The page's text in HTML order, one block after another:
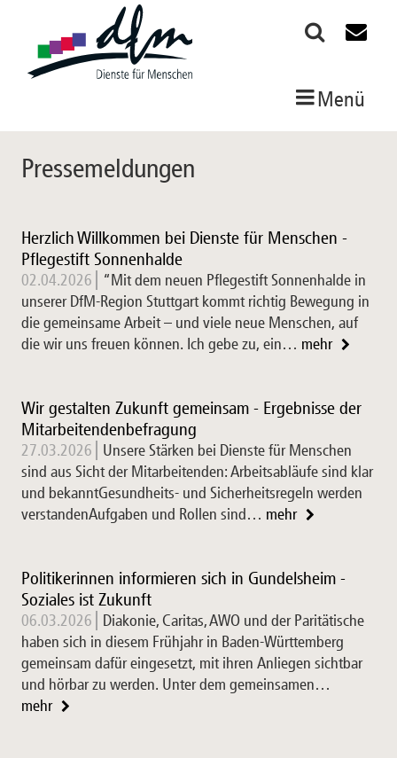
Menü
Pressemeldungen
Herzlich Willkommen bei Dienste für Menschen -
Pflegestift Sonnenhalde
02.04.2026
“Mit dem neuen Pflegestift Sonnenhalde in
unserer DfM-Region Stuttgart kommt richtig Bewegung in
die gemeinsame Arbeit – und viele neue Menschen, auf
die wir uns freuen können. Ich gebe zu, ein… mehr
Wir gestalten Zukunft gemeinsam - Ergebnisse der
Mitarbeitendenbefragung
27.03.2026
Unsere Stärken bei Dienste für Menschen
sind aus Sicht der Mitarbeitenden: Arbeitsabläufe sind klar
und bekanntGesundheits- und Sicherheitsregeln werden
verstandenAufgaben und Rollen sind… mehr
Politikerinnen informieren sich in Gundelsheim -
Soziales ist Zukunft
06.03.2026
Diakonie, Caritas, AWO und der Paritätische
haben sich in diesem Frühjahr in Baden-Württemberg
gemeinsam dafür eingesetzt, mit ihren Anliegen sichtbar
und hörbar zu werden. Unter dem gemeinsamen…
mehr